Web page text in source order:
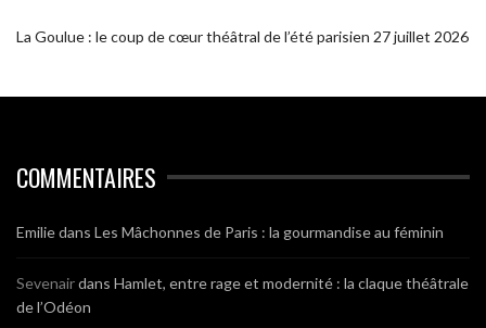
La Goulue : le coup de cœur théâtral de l’été parisien 27 juillet 2026
COMMENTAIRES
Emiliedans Les Mâchonnes de Paris : la gourmandise au féminin
Sevenairdans Hamlet, entre rage et modernité : la claque théâtrale
de l’Odéon